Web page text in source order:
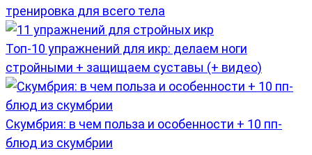
тренировка для всего тела
Топ-10 упражнений для икр: делаем ноги
стройными + защищаем суставы (+ видео)
Скумбрия: в чем польза и особенности + 10 пп-
блюд из скумбрии